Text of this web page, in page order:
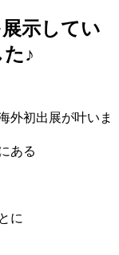
示してい
♪
外初出展が叶いま
ある
に